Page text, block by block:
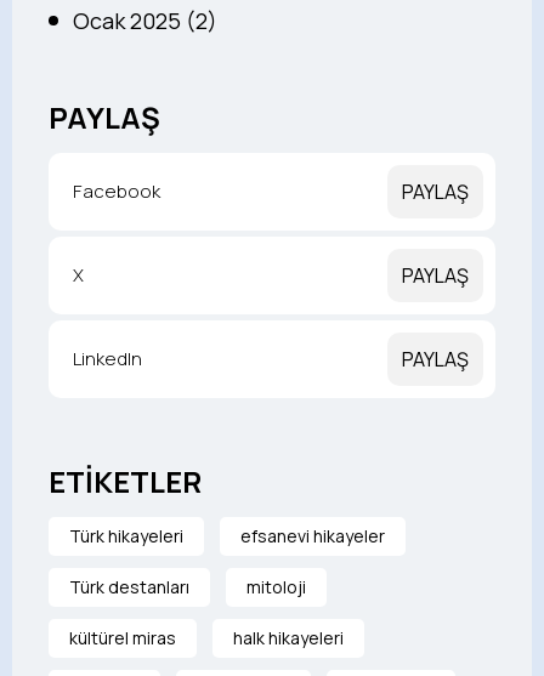
Ocak 2025 (2)
PAYLAŞ
Facebook PAYLAŞ
X PAYLAŞ
LinkedIn PAYLAŞ
ETİKETLER
Türk hikayeleri efsanevi hikayeler
Türk destanları mitoloji
kültürel miras halk hikayeleri